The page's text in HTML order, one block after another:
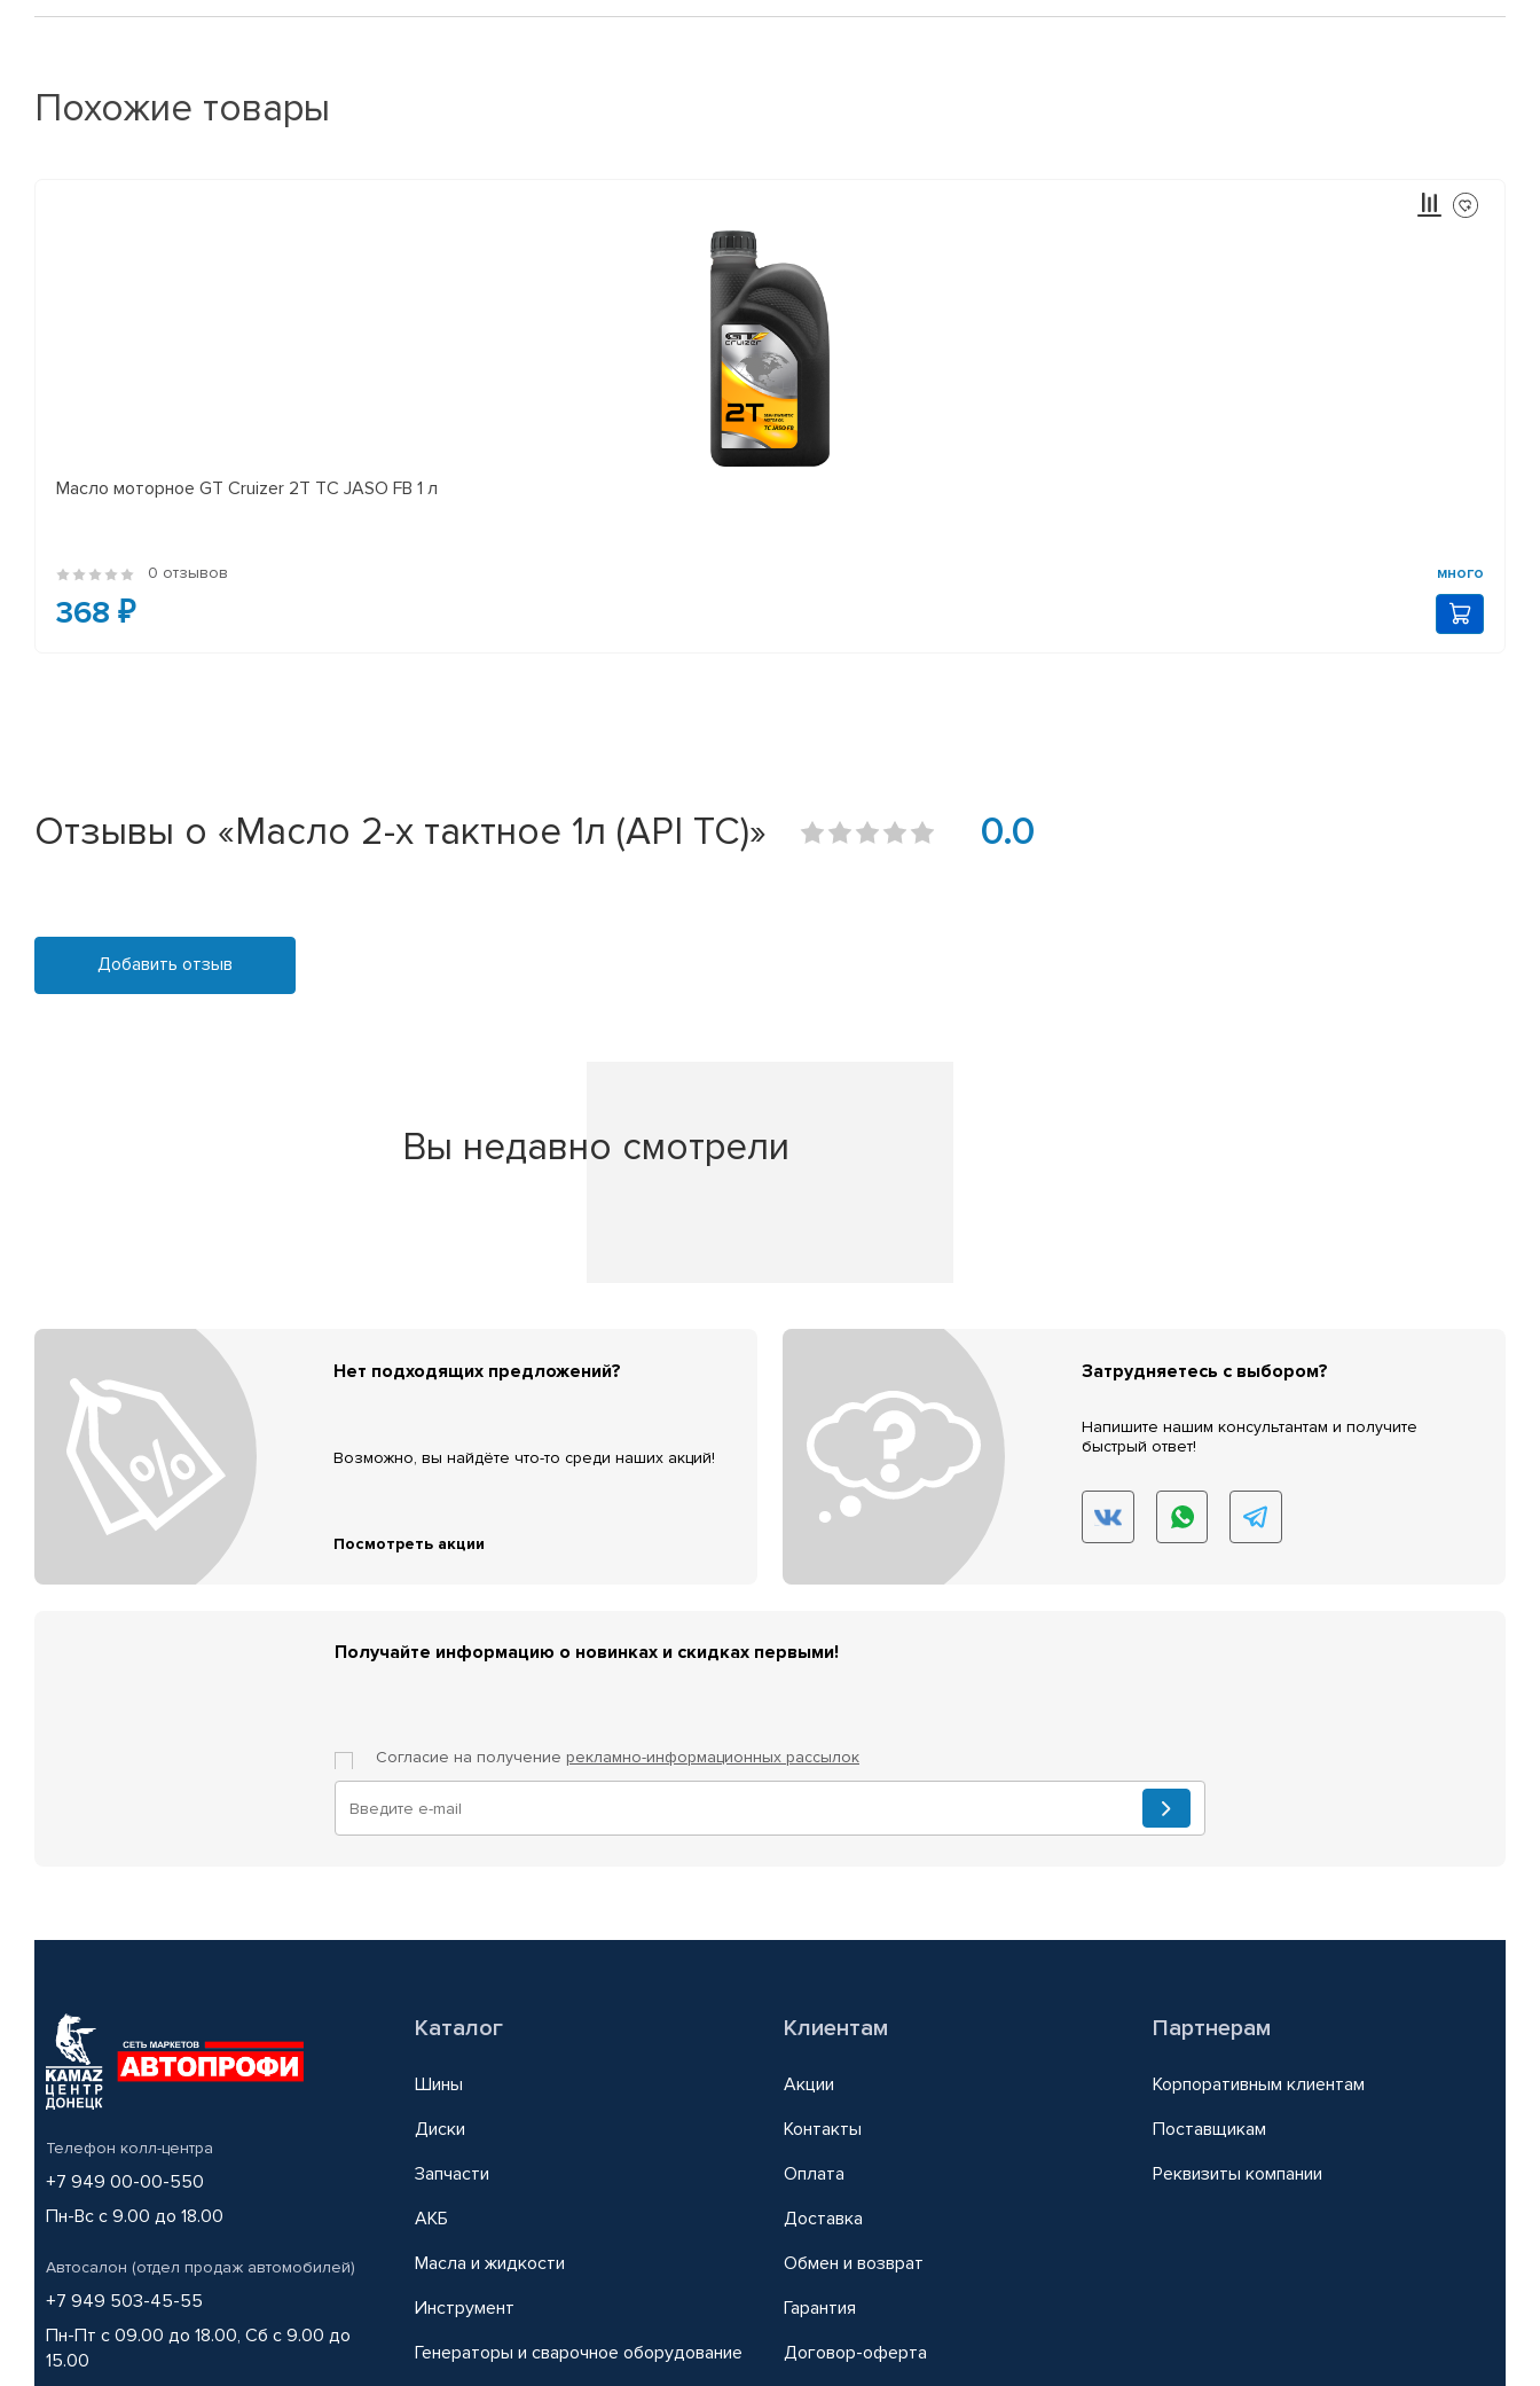
Похожие товары
Масло моторное GT Cruizer 2T TC JASO FB 1 л
0 отзывов много
368 ₽
Отзывы о «Масло 2-х тактное 1л (API TC)» 0.0
Добавить отзыв
Вы недавно смотрели
Нет подходящих предложений?
Возможно, вы найдёте что-то среди наших акций!
Посмотреть акции
Затрудняетесь с выбором?
Напишите нашим консультантам и получите
быстрый ответ!
Получайте информацию о новинках и скидках первыми!
Согласие на получение рекламно-информационных рассылок
Телефон колл-центра
+7 949 00-00-550
Пн-Вс с 9.00 до 18.00
Автосалон (отдел продаж автомобилей)
+7 949 503-45-55
Пн-Пт с 09.00 до 18.00, Сб с 9.00 до
15.00
Каталог
Шины
Диски
Запчасти
АКБ
Масла и жидкости
Инструмент
Генераторы и сварочное оборудование
Клиентам
Акции
Контакты
Оплата
Доставка
Обмен и возврат
Гарантия
Договор-оферта
Партнерам
Корпоративным клиентам
Поставщикам
Реквизиты компании